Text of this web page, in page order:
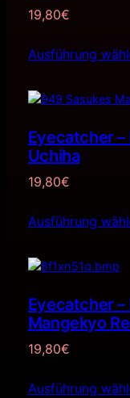
19,80€
Ausführung
Eyecatcher
Uchiha
19,80€
Ausführung
Eyecatcher
Mangekyo
19,80€
Ausführung